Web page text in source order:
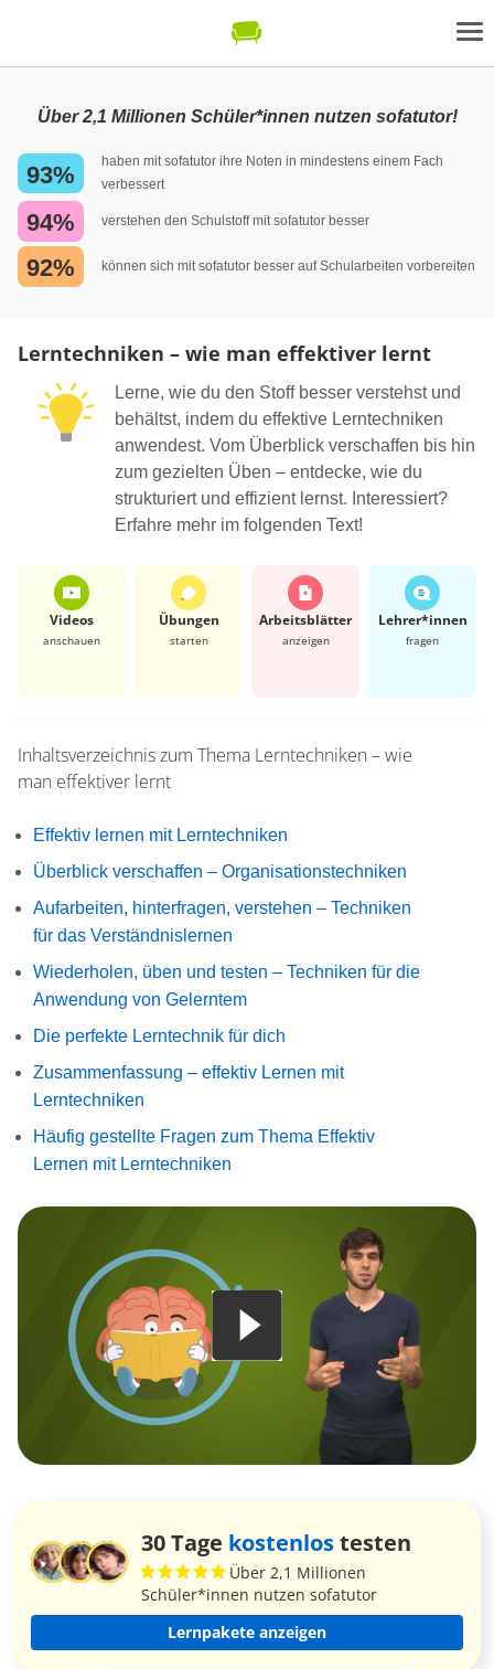
Über 2,1 Millionen Schüler*innen nutzen sofatutor!
93%
haben mit sofatutor ihre Noten in mindestens einem Fach
verbessert
94% verstehen den Schulstoff mit sofatutor besser
92% können sich mit sofatutor besser auf Schularbeiten vorbereiten
Lerntechniken – wie man effektiver lernt
Lerne, wie du den Stoff besser verstehst und
behältst, indem du effektive Lerntechniken
anwendest. Vom Überblick verschaffen bis hin
zum gezielten Üben – entdecke, wie du
strukturiert und effizient lernst. Interessiert?
Erfahre mehr im folgenden Text!
Videos
anschauen
Übungen
starten
Arbeits­blätter
anzeigen
Lehrer*​innen
fragen
Inhaltsverzeichnis zum Thema Lerntechniken – wie
man effektiver lernt
Effektiv lernen mit Lerntechniken
Überblick verschaffen – Organisationstechniken
Aufarbeiten, hinterfragen, verstehen – Techniken
für das Verständnislernen
Wiederholen, üben und testen – Techniken für die
Anwendung von Gelerntem
Die perfekte Lerntechnik für dich
Zusammenfassung – effektiv Lernen mit
Lerntechniken
Häufig gestellte Fragen zum Thema Effektiv
Lernen mit Lerntechniken
30 Tage kostenlostesten
Über 2,1 Millionen
Schüler*innen nutzen sofatutor
Lernpakete anzeigen